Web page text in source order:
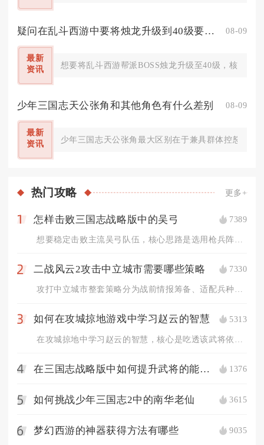
疑问在乱斗西游中要将烛龙升级到40级要怎么办 08-09
最新
资讯
想要将乱斗西游帮派BOSS烛龙升级至40级，核心方
少年三国志天公张角和其他角色有什么差别 08-09
最新
资讯
少年三国志天公张角最大区别在于兼具群体控怒、
热门攻略 更多+
怎样击败三国志战略版中的吴弓 7389
2 二战风云2攻击中立城市需要哪些策略 7330
攻打中立城市整套策略分为战前情报筹备、适配兵种编队、战场分步...
3 如何在攻城掠地游戏中学习赵云的智慧 5313
4 在三国志战略版中如何提升武将的能力值 1376
5 如何挑战少年三国志2中的南华老仙 3615
6 梦幻西游的神器获得方法有哪些 9035